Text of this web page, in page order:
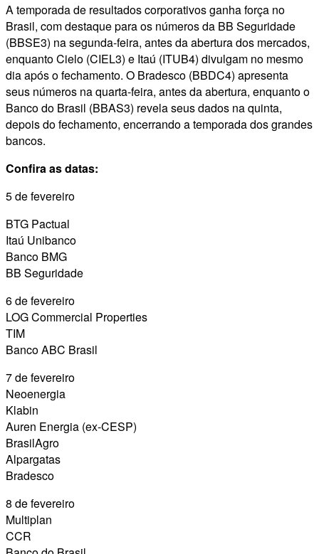
A temporada de resultados corporativos ganha força no
Brasil, com destaque para os números da BB Seguridade
(BBSE3) na segunda-feira, antes da abertura dos mercados,
enquanto Cielo (CIEL3) e Itaú (ITUB4) divulgam no mesmo
dia após o fechamento. O Bradesco (BBDC4) apresenta
seus números na quarta-feira, antes da abertura, enquanto o
Banco do Brasil (BBAS3) revela seus dados na quinta,
depois do fechamento, encerrando a temporada dos grandes
bancos.
Confira as datas:
5 de fevereiro
BTG Pactual
Itaú Unibanco
Banco BMG
BB Seguridade
6 de fevereiro
LOG Commercial Properties
TIM
Banco ABC Brasil
7 de fevereiro
Neoenergia
Klabin
Auren Energia (ex-CESP)
BrasilAgro
Alpargatas
Bradesco
8 de fevereiro
Multiplan
CCR